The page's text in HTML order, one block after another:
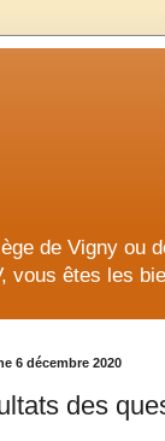
de Vigny ou
vous êtes les
6 décembre 2020
des